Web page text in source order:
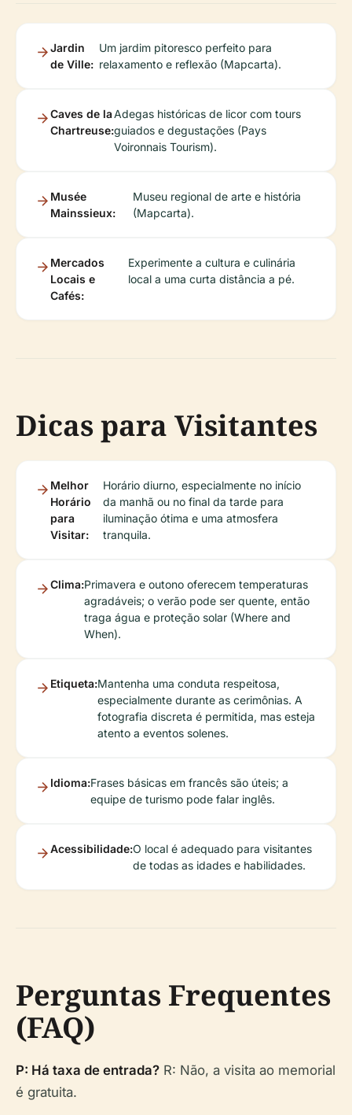
Jardin
de Ville:
Um jardim pitoresco perfeito para
relaxamento e reflexão (Mapcarta).
Caves de la
Chartreuse:
Adegas históricas de licor com tours
guiados e degustações (Pays
Voironnais Tourism).
Musée
Mainssieux:
Museu regional de arte e história
(Mapcarta).
Mercados
Locais e
Cafés:
Experimente a cultura e culinária
local a uma curta distância a pé.
Dicas para Visitantes
Melhor
Horário
para
Visitar:
Horário diurno, especialmente no início
da manhã ou no final da tarde para
iluminação ótima e uma atmosfera
tranquila.
Clima:Primavera e outono oferecem temperaturas
agradáveis; o verão pode ser quente, então
traga água e proteção solar (Where and
When).
Etiqueta:Mantenha uma conduta respeitosa,
especialmente durante as cerimônias. A
fotografia discreta é permitida, mas esteja
atento a eventos solenes.
Idioma:Frases básicas em francês são úteis; a
equipe de turismo pode falar inglês.
Acessibilidade:O local é adequado para visitantes
de todas as idades e habilidades.
Perguntas Frequentes
(FAQ)
P: Há taxa de entrada? R: Não, a visita ao memorial
é gratuita.